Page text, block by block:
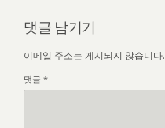
댓글 남기기
이메일 주소는 게시되지 않습니다.
댓글 *